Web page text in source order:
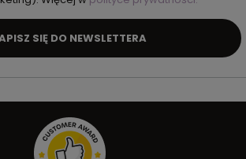
SIĘ DO NEWSLETTERA